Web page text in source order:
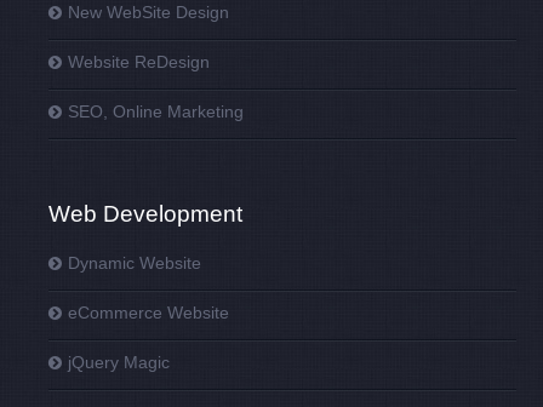
New WebSite Design
Website ReDesign
SEO, Online Marketing
Web Development
Dynamic Website
eCommerce Website
jQuery Magic